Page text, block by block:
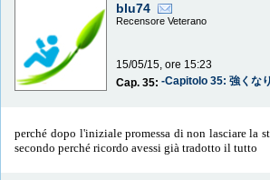
blu74
Recensore Veterano
15/05/15, ore 15:23
Cap. 35:-Capitolo 35: 強くな
perché dopo l'iniziale promessa di non lasciare la
secondo perché ricordo avessi già tradotto il tutto